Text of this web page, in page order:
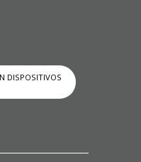
DISPOSITIVOS